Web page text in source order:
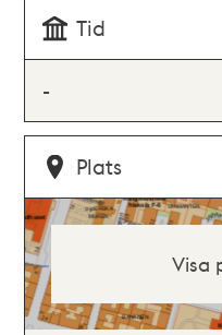
Tid
-
Plats
Visa